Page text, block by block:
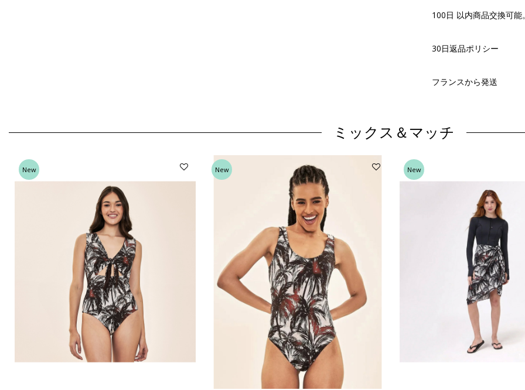
100日 以内商品交換可能
30日返品ポリシー
フランスから発送
ミックス＆マッチ
New New New